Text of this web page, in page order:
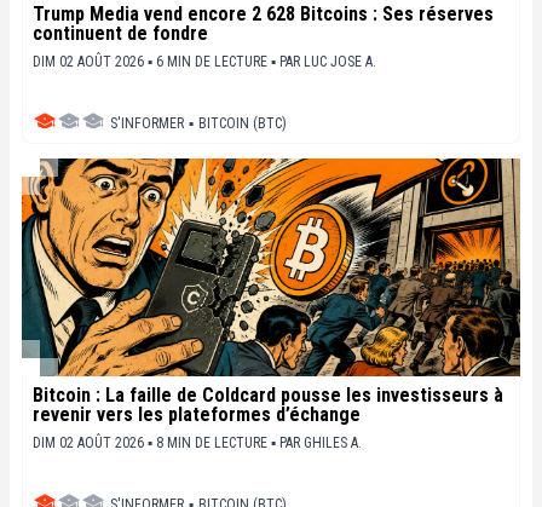
Trump Media vend encore 2 628 Bitcoins : Ses réserves
continuent de fondre
DIM 02 AOÛT 2026 ▪ 6 MIN DE LECTURE ▪ PAR LUC JOSE A.
S'INFORMER ▪ BITCOIN (BTC)
Bitcoin : La faille de Coldcard pousse les investisseurs à
revenir vers les plateformes d’échange
DIM 02 AOÛT 2026 ▪ 8 MIN DE LECTURE ▪ PAR GHILES A.